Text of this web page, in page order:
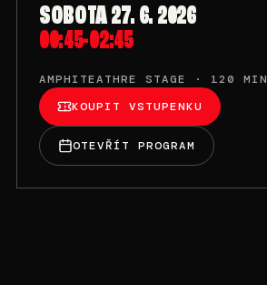
SOBOTA 27. 6. 2026
00:45-02:45
AMPHITEATHRE STAGE · 120 MIN
KOUPIT VSTUPENKU
OTEVŘÍT PROGRAM